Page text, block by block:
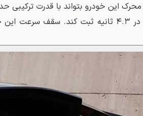
بخار، شتاب صفر تا ۱۰۰ کیلومتر بر ساعت را در ۴.۳ ثانیه ثبت کند.